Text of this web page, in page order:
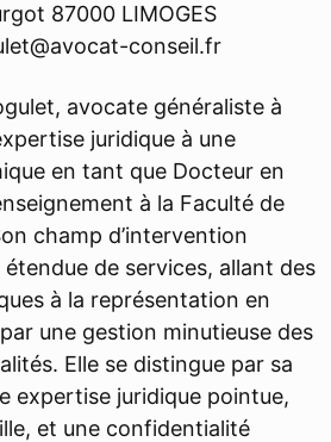
87000 LIMOGES
conseil.fr
avocate généraliste à
juridique à une
en tant que Docteur en
à la Faculté de
champ d’intervention
de services, allant des
à la représentation en
une gestion minutieuse des
Elle se distingue par sa
expertise juridique pointue,
et une confidentialité